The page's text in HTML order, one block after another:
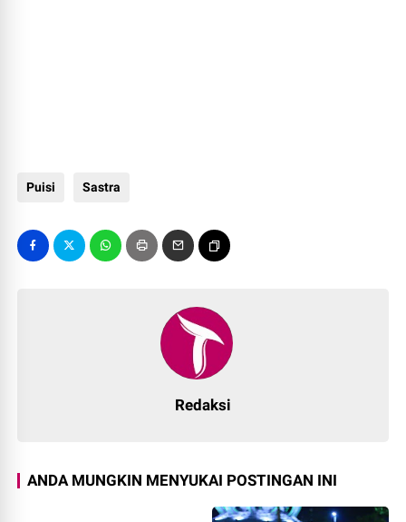
Puisi Sastra
Redaksi
ANDA MUNGKIN MENYUKAI POSTINGAN INI